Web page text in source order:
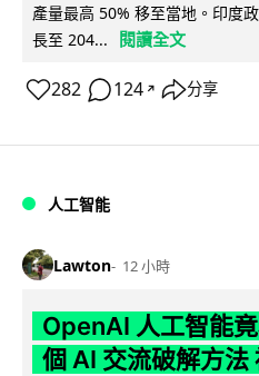
產量最高 50% 移至當地。印度
長至 204...
閱讀全文
282 124 ↗ 分享
人工智能
Lawton 12 小時
OpenAI 人工智能
個 AI 交流破解方法